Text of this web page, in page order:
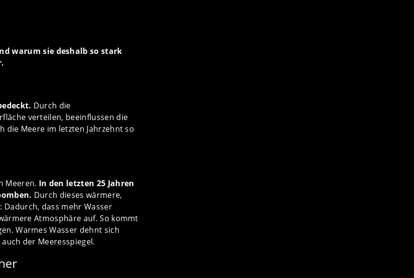
warum sie deshalb so stark
Durch die
verteilen, beeinflussen die
die Meere im letzten Jahrzehnt so
Meeren. In den letzten 25 Jahren
Durch dieses wärmere,
dass mehr Wasser
Atmosphäre auf. So kommt
Warmes Wasser dehnt sich
der Meeresspiegel.